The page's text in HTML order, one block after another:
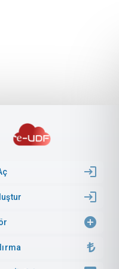
login
login
add_circle